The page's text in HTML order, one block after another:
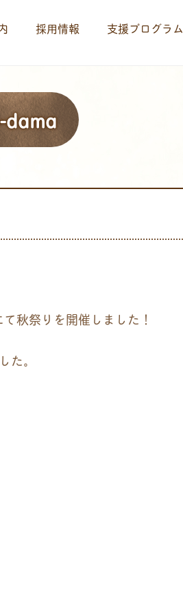
採用情報 支援プログラム
秋祭りを開催しました！
。